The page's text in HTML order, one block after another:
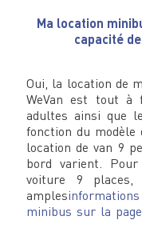
Ma location
capacité
Oui, la location de
WeVan est tout à
adultes ainsi que
fonction du modèle
location de van 9
bord varient.
voiture 9 places,
amples
minibus sur la